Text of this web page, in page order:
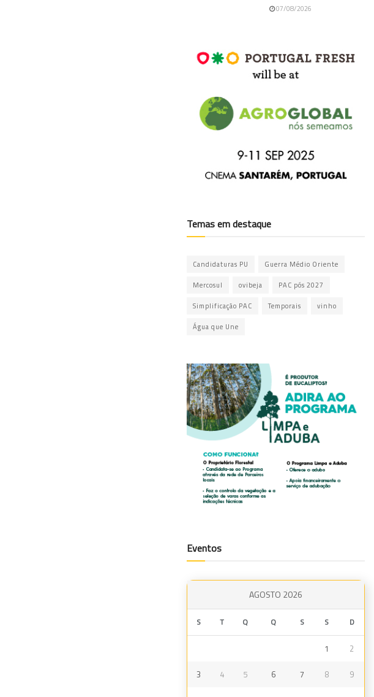
07/08/2026
Temas em destaque
Candidaturas PU Guerra Médio Oriente
Mercosul ovibeja PAC pós 2027
Simplificação PAC Temporais vinho
Água que Une
Eventos
AGOSTO 2026
S T Q Q S S D
1 2
3 4 5 6 7 8 9